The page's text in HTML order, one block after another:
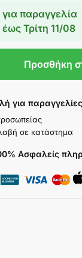
παραγγελία
έωςΤρίτη 11/08
Προσθήκη
για
σε κατάστημα
Ασφαλείς